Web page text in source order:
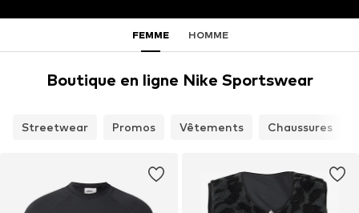
FEMME HOMME
Boutique en ligne Nike Sportswear
Streetwear Promos Vêtements Chaussures